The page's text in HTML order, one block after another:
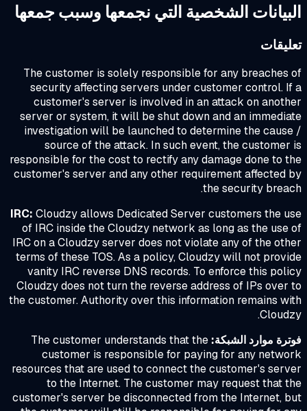
الشخصية التي نجمعها وسبب جمعها
The customer is solely responsible for any
security affecting servers under customer control.
customer's server is involved in an attack on
server or system, it will be shut down and an
investigation will be launched to determine the
source of the attack. In such event, the
responsible for the cost to rectify any damage done to
customer's server and any other requirement affected
the security
IRC:Cloudzy allows Dedicated Server customers the
of IRC inside the Cloudzy network as long as the
IRC on a Cloudzy server does not violate any of the
terms of these TOS. As a policy, Cloudzy will not
vanity IRC reverse DNS records. To enforce this
Cloudzy does not turn the reverse address of IPs
the customer. Authority over this information remains
موارد الشبكة:The customer understands that the
customer is responsible for paying for any
resources that are used to connect the customer's
to the Internet. The customer may request that
customer's server be disconnected from the Internet,